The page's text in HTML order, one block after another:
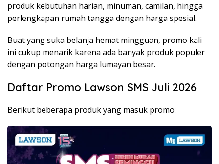
produk kebutuhan harian, minuman, camilan, hingga
perlengkapan rumah tangga dengan harga spesial.
Buat yang suka belanja hemat mingguan, promo kali
ini cukup menarik karena ada banyak produk populer
dengan potongan harga lumayan besar.
Daftar Promo Lawson SMS Juli 2026
Berikut beberapa produk yang masuk promo: